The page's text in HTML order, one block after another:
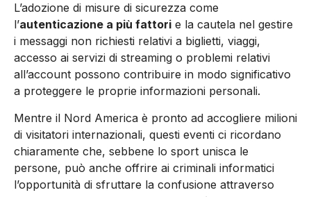
L’adozione di misure di sicurezza come
l’autenticazione a più fattori e la cautela nel gestire
i messaggi non richiesti relativi a biglietti, viaggi,
accesso ai servizi di streaming o problemi relativi
all’account possono contribuire in modo significativo
a proteggere le proprie informazioni personali.
Mentre il Nord America è pronto ad accogliere milioni
di visitatori internazionali, questi eventi ci ricordano
chiaramente che, sebbene lo sport unisca le
persone, può anche offrire ai criminali informatici
l’opportunità di sfruttare la confusione attraverso